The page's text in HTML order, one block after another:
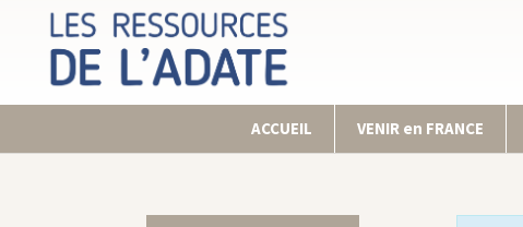
ACCUEIL VENIR en FRANCE